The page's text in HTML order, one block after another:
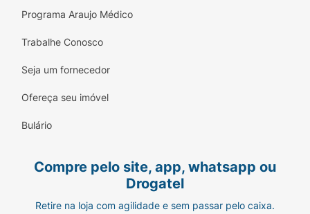
em Relações Internacionais, garantindo uma
desafios e as conquistas brasileiras.
Leitura Instigante:
deseja ir além da manchete e entender o
Brasil em sua complexidade real, livre de
Descubra a verdade oculta por trás dos
números. Prepare-se para ter sua percepção
Programa Araujo Médico
Trabalhe Conosco
Seja um fornecedor
Ofereça seu imóvel
Bulário
Compre pelo site, app, whatsapp ou
Drogatel
Retire na loja com agilidade e sem passar pelo caixa.